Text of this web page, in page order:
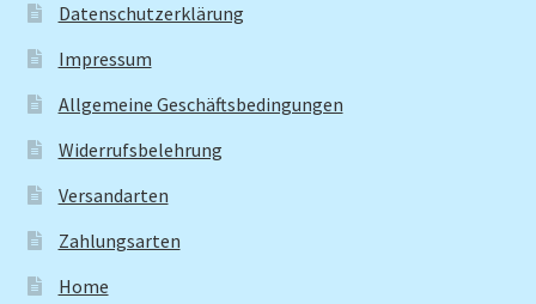
Datenschutzerklärung
Impressum
Allgemeine Geschäftsbedingungen
Widerrufsbelehrung
Versandarten
Zahlungsarten
Home